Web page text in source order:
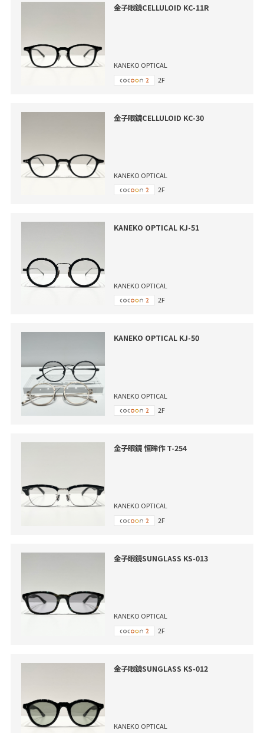
金子眼鏡CELLULOID KC-11R
KANEKO OPTICAL
2F
金子眼鏡CELLULOID KC-30
KANEKO OPTICAL
2F
KANEKO OPTICAL KJ-51
KANEKO OPTICAL
2F
KANEKO OPTICAL KJ-50
KANEKO OPTICAL
2F
金子眼鏡 恒眸作 T-254
KANEKO OPTICAL
2F
金子眼鏡SUNGLASS KS-013
KANEKO OPTICAL
2F
金子眼鏡SUNGLASS KS-012
KANEKO OPTICAL